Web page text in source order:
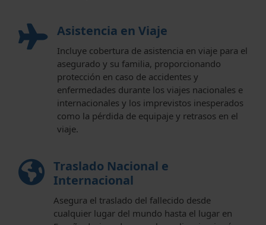
Asistencia en Viaje
Incluye cobertura de asistencia en viaje para el
asegurado y su familia, proporcionando
protección en caso de accidentes y
enfermedades durante los viajes nacionales e
internacionales y los imprevistos inesperados
como la pérdida de equipaje y retrasos en el
viaje.
Traslado Nacional e
Internacional
Asegura el traslado del fallecido desde
cualquier lugar del mundo hasta el lugar en